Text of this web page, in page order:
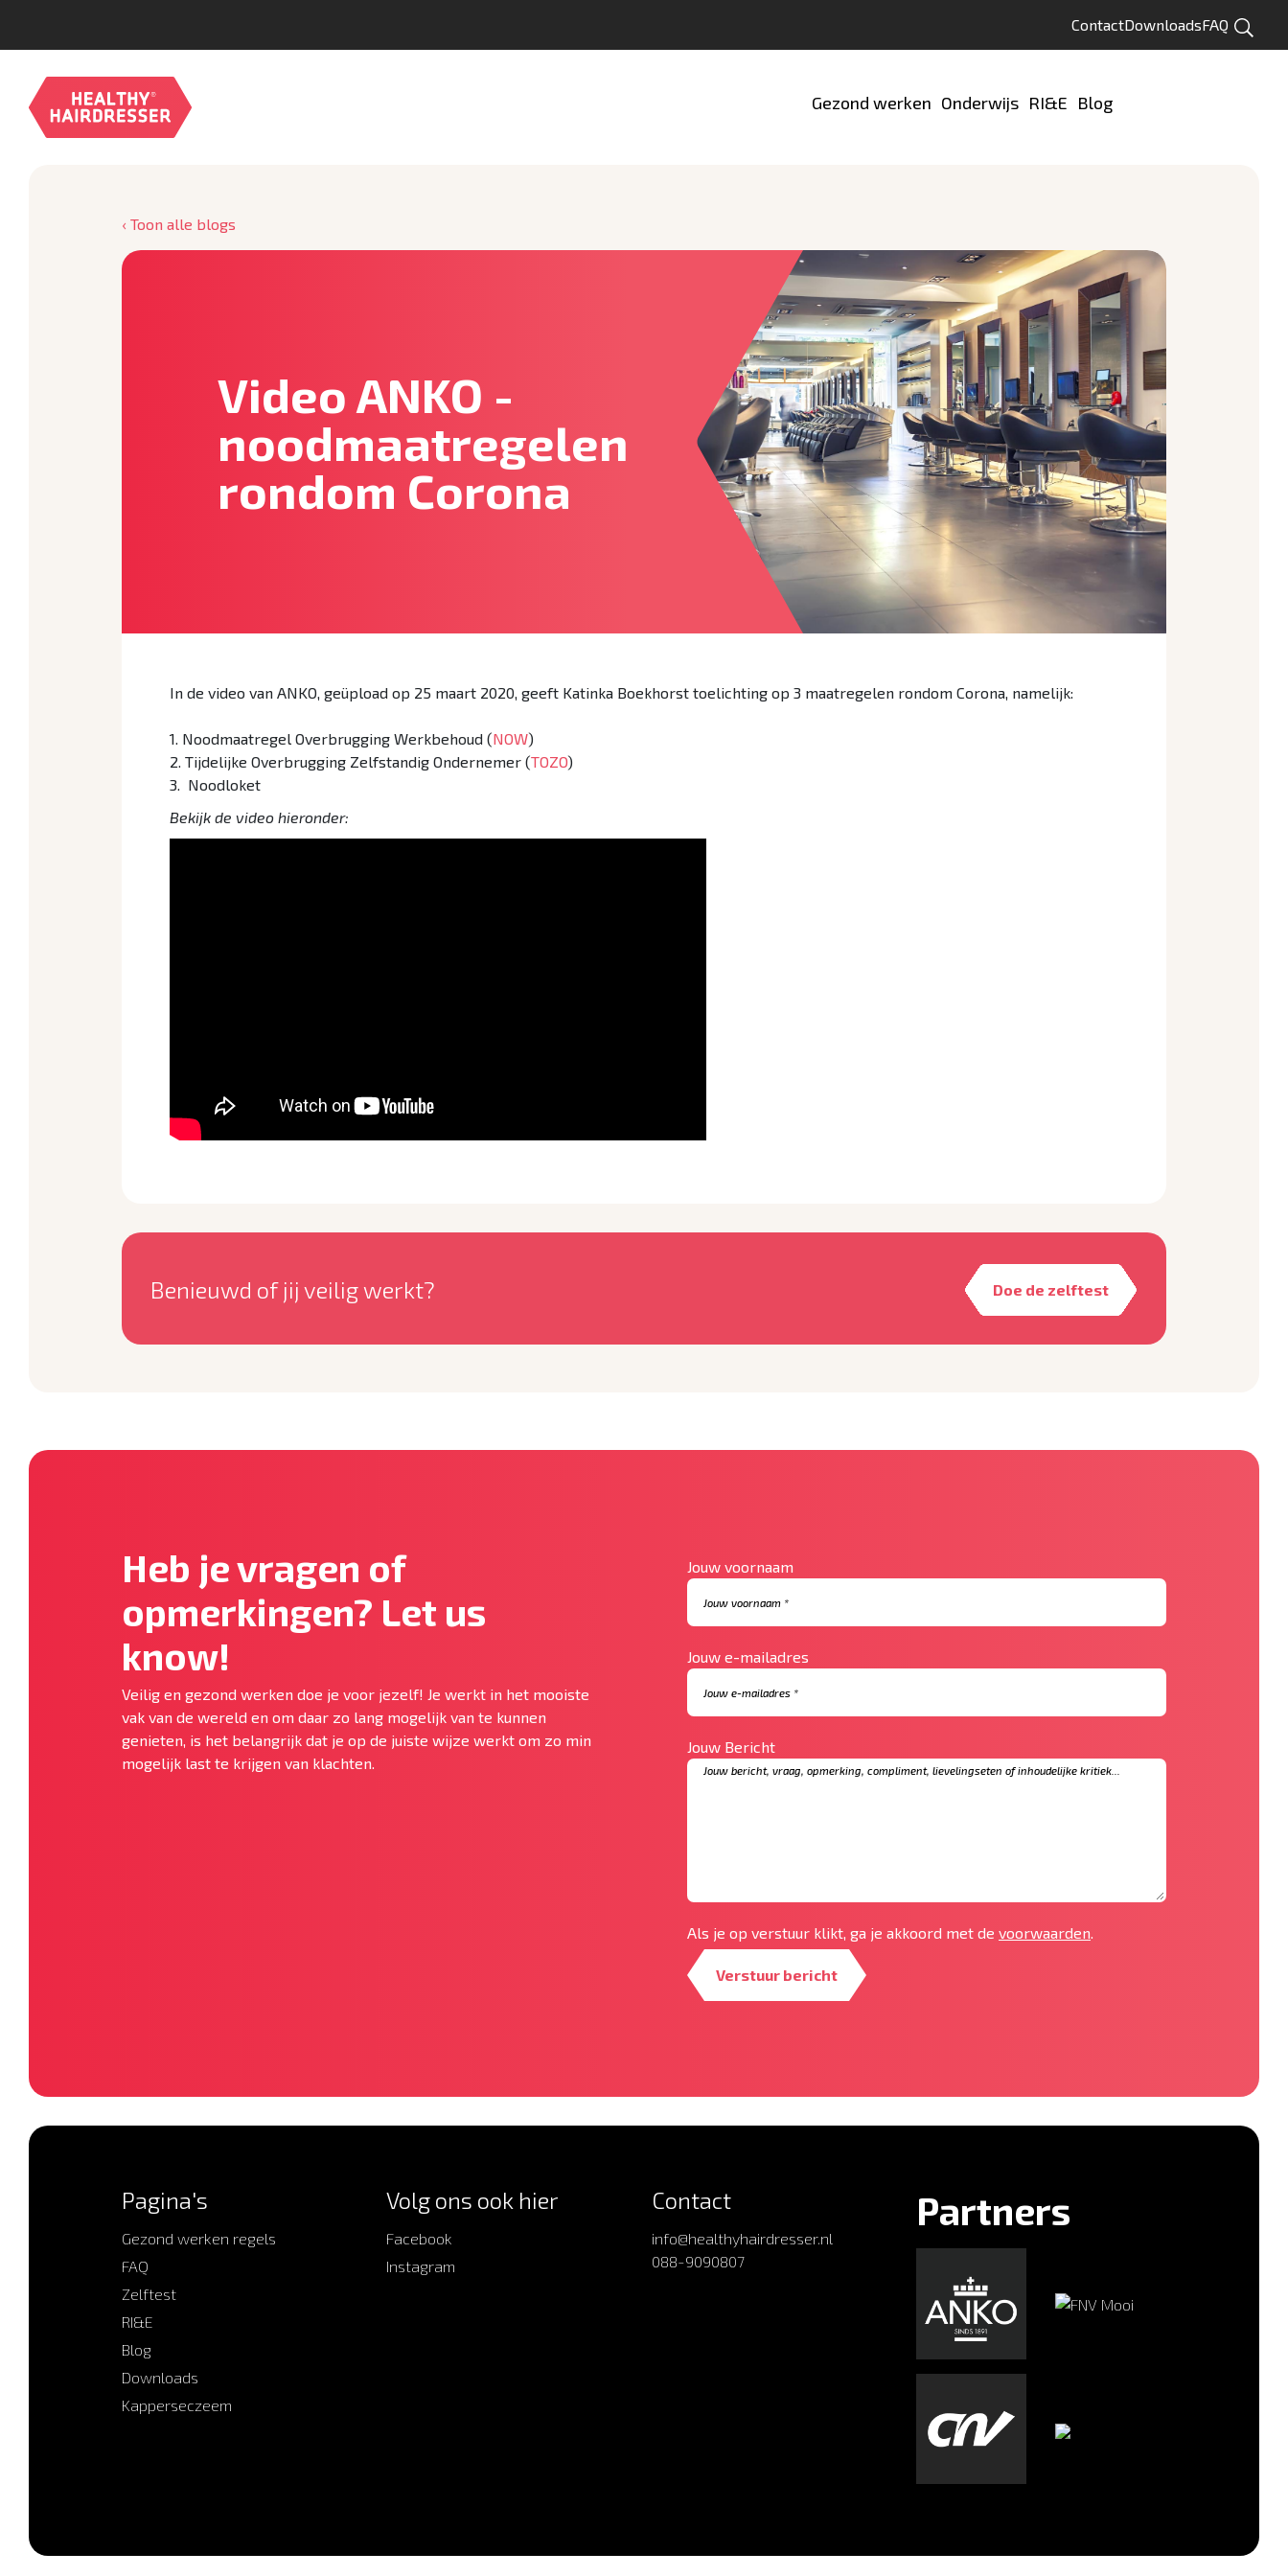
ContactDownloadsFAQ
Zoeken
Gezond werken Onderwijs RI&E Blog
‹ Toon alle blogs
Video ANKO -
noodmaatregelen
rondom Corona
In de video van ANKO, geüpload op 25 maart 2020, geeft Katinka Boekhorst toelichting op 3 maatregelen rondom Corona, namelijk:
1. Noodmaatregel Overbrugging Werkbehoud (NOW)
2. Tijdelijke Overbrugging Zelfstandig Ondernemer (TOZO)
3. Noodloket
Bekijk de video hieronder:
Benieuwd of jij veilig werkt? Doe de zelftest
Heb je vragen of
opmerkingen? Let us
know!
Veilig en gezond werken doe je voor jezelf! Je werkt in het mooiste
vak van de wereld en om daar zo lang mogelijk van te kunnen
genieten, is het belangrijk dat je op de juiste wijze werkt om zo min
mogelijk last te krijgen van klachten.
Jouw voornaam
Jouw e-mailadres
Jouw Bericht
Als je op verstuur klikt, ga je akkoord met de voorwaarden.
Verstuur bericht
Pagina's
Gezond werken regels
FAQ
Zelftest
RI&E
Blog
Downloads
Kapperseczeem
Volg ons ook hier
Facebook
Instagram
Contact
info@healthyhairdresser.nl
088-9090807
Partners